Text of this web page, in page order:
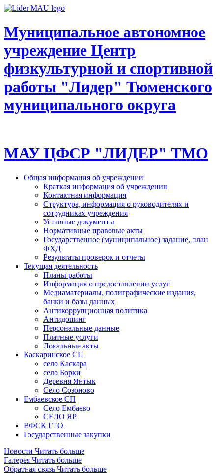
Муниципальное автономное
учреждение Центр
физкультурной и спортивной
работы "Лидер" Тюменского
муниципального округа
МАУ ЦФСР "ЛИДЕР" ТМО
Общая информация об учреждении
Краткая информация об учреждении
Контактная информация
Структура, информация о руководителях и
сотрудниках учреждения
Уставные документы
Нормативные правовые акты
Государственное (муниципальное) задание, план
ФХД
Результаты проверок и отчеты
Текущая деятельность
Планы работы
Информация о предоставлении услуг
Медиаматериалы, полиграфические издания,
банки и базы данных
Антикоррупционная политика
Антидопинг
Персональные данные
Платные услуги
Локальные акты
Каскаринское СП
село Каскара
село Борки
Деревня Янтык
Село Созоново
Ембаевское СП
Село Ембаево
СЕЛО ЯР
ВФСК ГТО
Государственные закупки
Новости Читать больше
Галерея Читать больше
Обратная связь Читать больше